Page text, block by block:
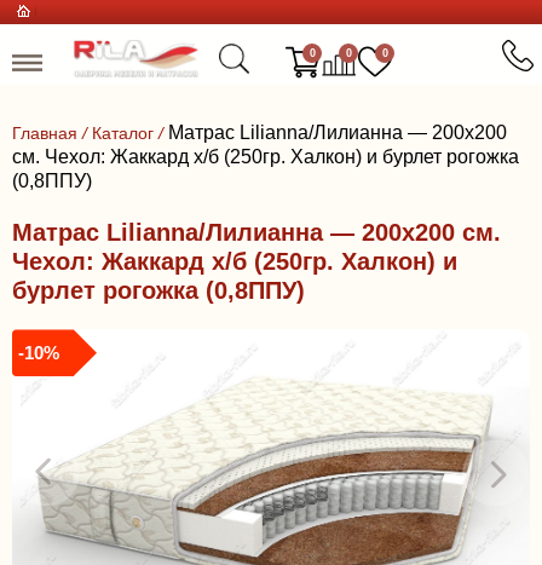
0 0 0
Главная / Каталог / Матрас Lilianna/Лилианна — 200x200
см. Чехол: Жаккард х/б (250гр. Халкон) и бурлет рогожка
(0,8ППУ)
Матрас Lilianna/Лилианна — 200x200 см.
Чехол: Жаккард х/б (250гр. Халкон) и
бурлет рогожка (0,8ППУ)
-10%